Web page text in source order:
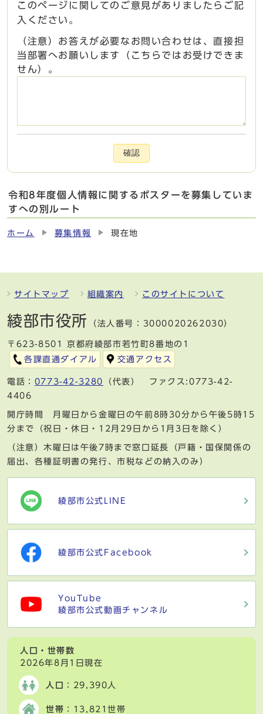
このページに関してのご意見がありましたらご記
入ください。
（注意）お答えが必要なお問い合わせは、直接担
当部署へお願いします（こちらではお受けできま
せん）。
確認
令和8年度個人情報に関するポスターを募集していま
すへの別ルート
ホーム 募集情報 現在地
サイトマップ 組織案内 このサイトについて
綾部市役所 （法人番号：3000020262030）
〒623-8501 京都府綾部市若竹町8番地の1
各課直通ダイアル
交通アクセス
電話： 0773-42-3280
（代表） ファクス:0773-42-
4406
開庁時間 月曜日から金曜日の午前8時30分から午後5時15
分まで（祝日・休日・12月29日から1月3日を除く）
（注意）木曜日は午後7時まで窓口延長（戸籍・国保関係の
届出、各種証明書の発行、市税などの納入のみ）
綾部市公式LINE
綾部市公式Facebook
YouTube
綾部市公式動画チャンネル
人口・世帯数
2026年8月1日現在
人口 ：29,390人
世帯 ：13,821世帯